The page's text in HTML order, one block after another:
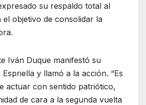
su respaldo total al
el objetivo de consolidar la
Iván Duque manifestó su
y llamó a la acción. “Es
actuar con sentido patriótico,
de cara a la segunda vuelta